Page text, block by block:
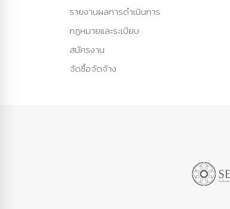
รายงานผลการดำเนินการ
กฏหมายและระเบียบ
สมัครงาน
จัดซื้อจัดจ้าง